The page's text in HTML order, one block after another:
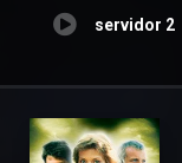
servidor 2